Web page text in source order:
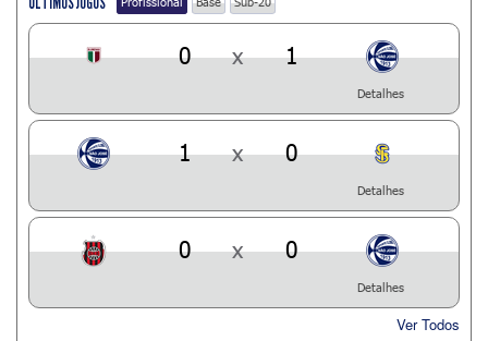
0 x 1
Detalhes
1 x 0
Detalhes
0 x 0
Detalhes
Ver Todos